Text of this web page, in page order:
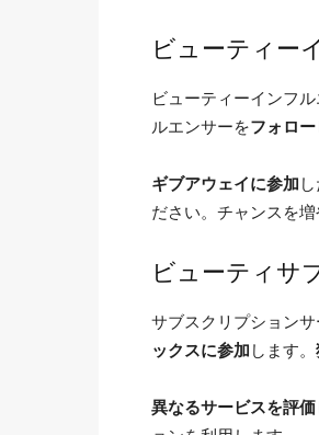
ビューティー
ビューティーインフ
ルエンサーをフォロー
ギブアウェイに参加
ださい。チャンスを
ビューティサ
サブスクリプション
ックスに参加 します。
異なるサービスを評価